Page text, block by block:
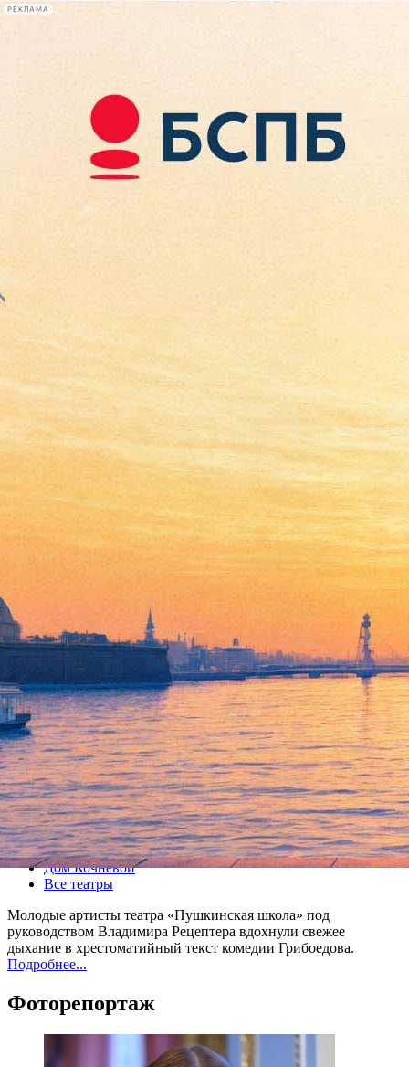
РЕКЛАМА
Сегодня:
2026.08.09
10:23
Афиша Plus
Горе от ума
26 марта 2012, понедельник,19.00
Версия для печати
Все спектакли
Дом Кочневой
Все театры
Молодые артисты театра «Пушкинская школа» под
руководством Владимира Рецептера вдохнули свежее
дыхание в хрестоматийный текст комедии Грибоедова.
Подробнее...
Фоторепортаж